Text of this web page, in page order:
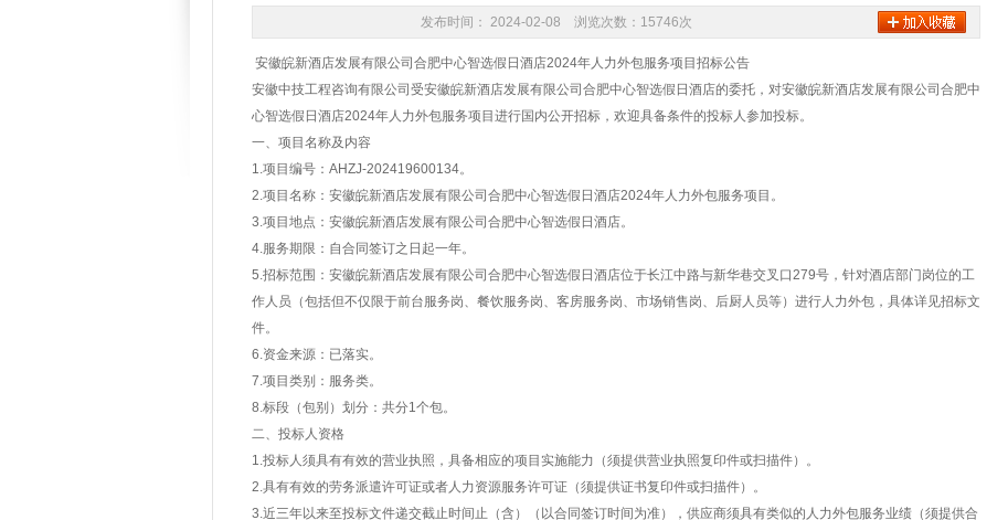
发布时间： 2024-02-08 浏览次数：15746次
安徽皖新酒店发展有限公司合肥中心智选假日酒店2024年人力外包服务项目招标公告
安徽中技工程咨询有限公司受安徽皖新酒店发展有限公司合肥中心智选假日酒店的委托，对安徽皖新酒店发展有限公司合肥中
心智选假日酒店2024年人力外包服务项目进行国内公开招标，欢迎具备条件的投标人参加投标。
一、项目名称及内容
1.项目编号：AHZJ-202419600134。
2.项目名称：安徽皖新酒店发展有限公司合肥中心智选假日酒店2024年人力外包服务项目。
3.项目地点：安徽皖新酒店发展有限公司合肥中心智选假日酒店。
4.服务期限：自合同签订之日起一年。
5.招标范围：安徽皖新酒店发展有限公司合肥中心智选假日酒店位于长江中路与新华巷交叉口279号，针对酒店部门岗位的工
作人员（包括但不仅限于前台服务岗、餐饮服务岗、客房服务岗、市场销售岗、后厨人员等）进行人力外包，具体详见招标文
件。
6.资金来源：已落实。
7.项目类别：服务类。
8.标段（包别）划分：共分1个包。
二、投标人资格
1.投标人须具有有效的营业执照，具备相应的项目实施能力（须提供营业执照复印件或扫描件）。
2.具有有效的劳务派遣许可证或者人力资源服务许可证（须提供证书复印件或扫描件）。
3.近三年以来至投标文件递交截止时间止（含）（以合同签订时间为准），供应商须具有类似的人力外包服务业绩（须提供合